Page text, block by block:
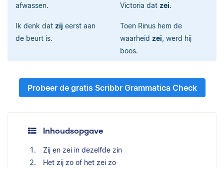
afwassen.
Victoria dat zei.
Ik denk dat zij eerst aan
de beurt is.
Toen Rinus hem de
waarheid zei , werd hij
boos.
Probeer de gratis Scribbr Grammatica Check
Inhoudsopgave
Zij en zei in dezelfde zin
Het zij zo of het zei zo